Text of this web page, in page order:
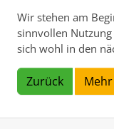
Wir stehen am
sinnvollen
sich wohl in den
Zurück